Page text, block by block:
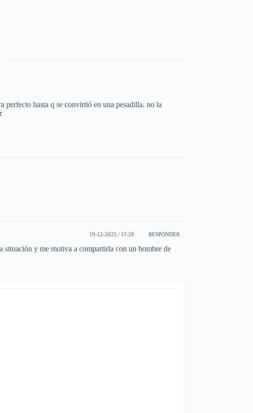
perfecto hasta q se convirtió en una pesadilla. no la
19-12-2025 / 15:29 RESPONDER
situación y me motiva a compartirla con un hombre de